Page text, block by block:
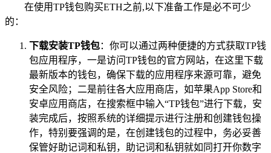
在使用TP钱包购买ETH之前,以下准备工作是必不可少
的：
下载安装TP钱包：你可以通过两种便捷的方式获取TP钱
包应用程序，一是访问TP钱包的官方网站，在这里下载
最新版本的钱包，确保下载的应用程序来源可靠，避免
安全风险；二是前往各大应用商店，如苹果App Store和
安卓应用商店，在搜索框中输入“TP钱包”进行下载，安
装完成后，按照系统的详细提示进行注册和创建钱包操
作，特别要强调的是，在创建钱包的过程中，务必妥善
保管好助记词和私钥，助记词和私钥就如同打开你数字